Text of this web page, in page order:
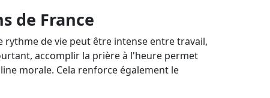
de France
rythme de vie peut être intense entre travail,
accomplir la prière à l'heure permet
morale. Cela renforce également le